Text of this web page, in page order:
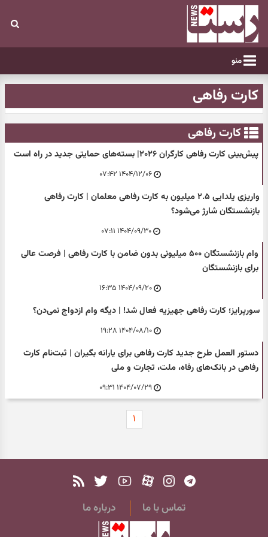
منو
کارت رفاهی
کارت رفاهی
پیش‌بینی کارت رفاهی کارگران ۲۰۲۶| بسته‌های حمایتی جدید در راه است
۱۴۰۴/۱۲/۰۶ ۰۷:۴۲
واریزی یلدایی ۲.۵ میلیون به کارت رفاهی معلمان | کارت رفاهی
بازنشستگان شارژ می‌شود؟
۱۴۰۴/۰۹/۳۰ ۰۷:۱۱
وام بازنشستگان ۵۰۰ میلیونی بدون ضامن با کارت رفاهی | فرصت عالی
برای بازنشستگان
۱۴۰۴/۰۹/۲۰ ۱۶:۳۵
سورپرایز؛ کارت رفاهی جهیزیه فعال شد! | دیگه وام ازدواج نمی‌دن؟
۱۴۰۴/۰۸/۱۰ ۱۹:۲۸
دستور العمل طرح جدید کارت رفاهی برای یارانه بگیران | ثبت‌نام کارت
رفاهی در بانک‌های رفاه، ملت، تجارت و ملی
۱۴۰۴/۰۷/۲۹ ۰۹:۳۱
۱
تماس با ما درباره ما